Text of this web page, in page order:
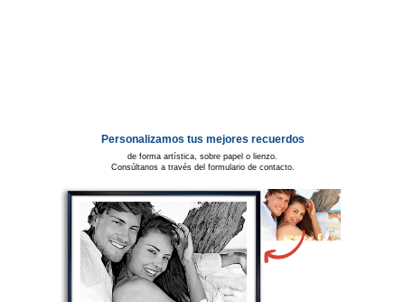
Personalizamos tus mejores recuerdos
de forma artística, sobre papel o lienzo.
Consúltanos a través del formulario de contacto.